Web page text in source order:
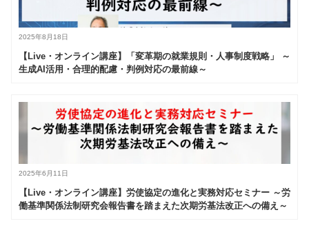
2025年8月18日
【Live・オンライン講座】「変革期の就業規則・人事制度戦略」 ～
生成AI活用・合理的配慮・判例対応の最前線～
2025年6月11日
【Live・オンライン講座】労使協定の進化と実務対応セミナー ～労
働基準関係法制研究会報告書を踏まえた次期労基法改正への備え～